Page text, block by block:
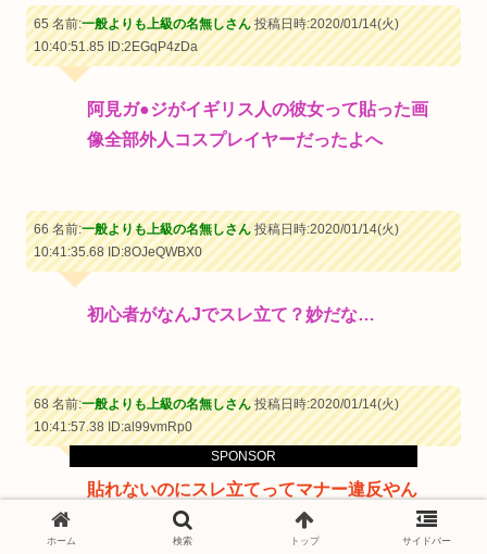
SPONSOR
65 名前:一般よりも上級の名無しさん投稿日時:2020/01/14(火)
10:40:51.85ID:2EGqP4zDa
阿見ガ●ジがイギリス人の彼女って貼った画
像全部外人コスプレイヤーだったよへ
66 名前:一般よりも上級の名無しさん投稿日時:2020/01/14(火)
10:41:35.68ID:8OJeQWBX0
初心者がなんJでスレ立て？妙だな…
68 名前:一般よりも上級の名無しさん投稿日時:2020/01/14(火)
10:41:57.38ID:al99vmRp0
貼れないのにスレ立てってマナー違反やん
jからいなくなれよ
ホーム 検索 トップ サイドバー